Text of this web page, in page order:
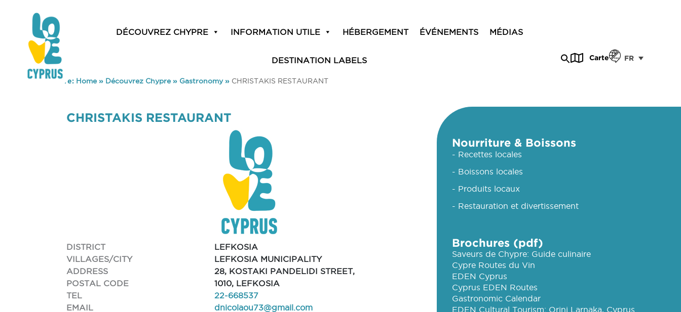
DÉCOUVREZ CHYPRE INFORMATION UTILE HÉBERGEMENT ÉVÉNEMENTS MÉDIAS
DESTINATION LABELS Carte FR
You are here: Home» Découvrez Chypre» Gastronomy» CHRISTAKIS RESTAURANT
CHRISTAKIS RESTAURANT
DISTRICT
LEFKOSIA
VILLAGES/CITY
LEFKOSIA MUNICIPALITY
ADDRESS
28, KOSTAKI PANDELIDI STREET,
POSTAL CODE
1010, LEFKOSIA
TEL
22-668537
EMAIL
dnicolaou73@gmail.com
Nourriture & Boissons
- Recettes locales
- Boissons locales
- Produits locaux
- Restauration et divertissement
Brochures (pdf)
Saveurs de Chypre: Guide culinaire
Cypre Routes du Vin
EDEN Cyprus
Cyprus EDEN Routes
Gastronomic Calendar
EDEN Cultural Tourism: Orini Larnaka, Cyprus